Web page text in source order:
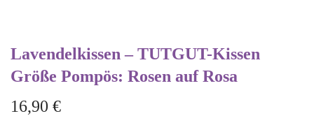
Lavendelkissen – TUTGUT-Kissen
Größe Pompös: Rosen auf Rosa
16,90 €